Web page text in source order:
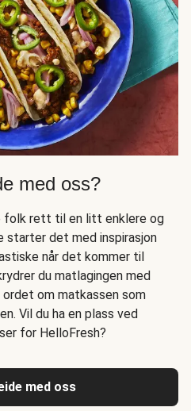
med oss?
folk rett til en litt enklere og
starter det med inspirasjon
når det kommer til
du matlagingen med
om matkassen som
Vil du ha en plass ved
for HelloFresh?
med oss